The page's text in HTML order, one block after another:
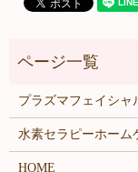
プラズマフェイシャ
水素セラピーホーム
HOME